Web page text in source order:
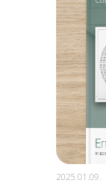
2025.01.09.